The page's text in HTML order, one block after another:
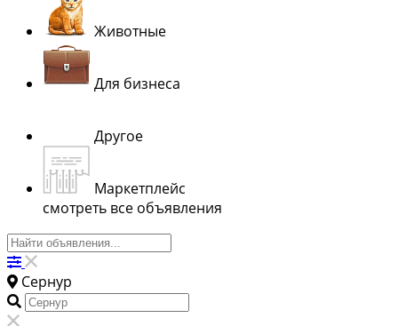
Животные
Для бизнеса
Другое
Маркетплейс
смотреть все объявления
Сернур